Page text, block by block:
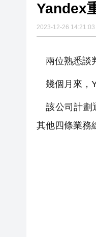
Yandex
2023-12-26 14:21:03
兩位熟悉談
幾個月來，
該公司計劃
其他四條業務